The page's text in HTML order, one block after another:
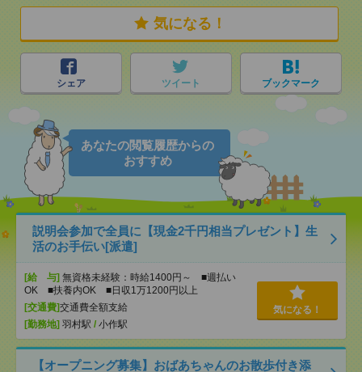
気になる！
シェア ツイート ブックマーク
あなたの閲覧履歴からの
おすすめ
説明会参加で全員に【現金2千円相当プレゼント】生
活のお手伝い[派遣]
[給 与] 無資格未経験：時給1400円～ ■週払い
OK ■扶養内OK ■日収1万1200円以上
[交通費]交通費全額支給
[勤務地] 羽村駅 / 小作駅
気になる！
【オープニング募集】おばあちゃんのお散歩付き添